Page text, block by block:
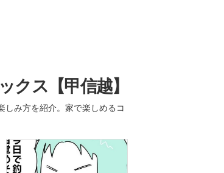
クス【甲信越】
しみ方を紹介。家で楽しめるコ